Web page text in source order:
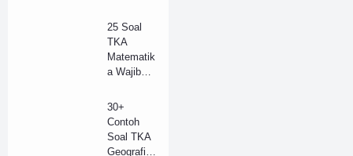
SMA/SM
K 2025 +
Kunci
Jawaban
(Model B)
25 Soal
TKA
Matematik
a Wajib
Tahun
2025 +
Kunci
Jawaban
30+
Contoh
Soal TKA
Geografi